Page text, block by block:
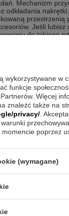
Mechanizm
odkładania
przestrzenią
Jeśli lubisz
do takiego
markę z prostą,
czerwony kolor
wysuwania
pokryty
dołączonym etui
czerwoną
podkreślają
mechanizm
korzystania.
wykorzystywane w
funkcje
Więcej
znaleźć także na
privacy/ .
poprzez
(wymagane)